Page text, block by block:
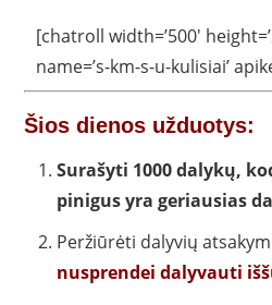
[chatroll width=’500′
name=’s-km-s-u-kulisiai’
Šios dienos užduotys:
Surašyti 1000 dalykų,
pinigus yra geriausias
Peržiūrėti dalyvių
nusprendei dalyvauti